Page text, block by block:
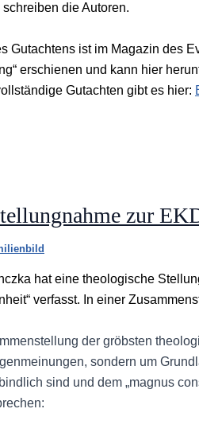
die Autoren.
Gutachtens ist im Magazin des
erschienen und kann hier
Gutachten gibt es hier:
zur
hat eine theologische
verfasst. In einer
der gröbsten
sondern um
sind und dem „magnus